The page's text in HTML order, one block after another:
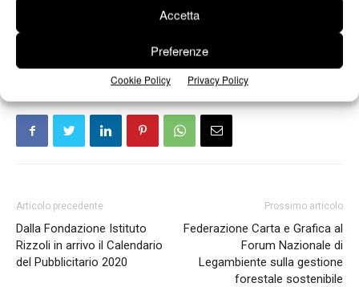
Accetta
Preferenze
Cookie Policy Privacy Policy
dell’operazione, e Golder per gli aspetti health, safety and
environment.
Articolo precedente
Dalla Fondazione Istituto
Rizzoli in arrivo il Calendario
del Pubblicitario 2020
Prossimo articolo
Federazione Carta e Grafica al
Forum Nazionale di
Legambiente sulla gestione
forestale sostenibile